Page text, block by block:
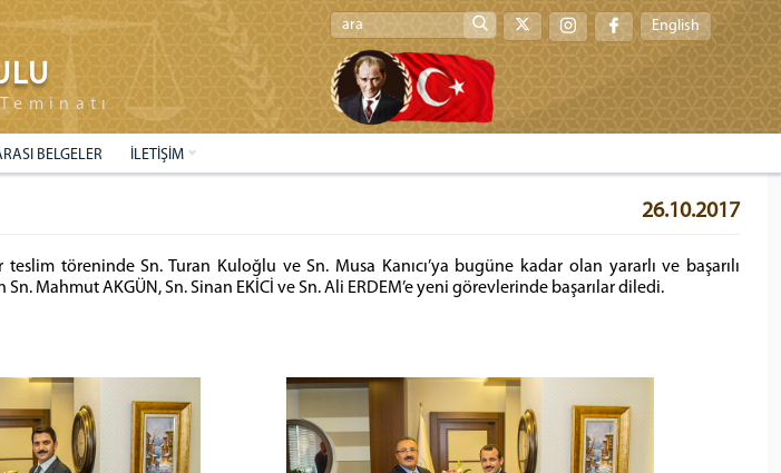
English
BELGELER İLETİŞİM
26.10.2017
töreninde Sn. Turan Kuloğlu ve Sn. Musa Kanıcı’ya bugüne kadar olan yararlı ve başarılı
Mahmut AKGÜN, Sn. Sinan EKİCİ ve Sn. Ali ERDEM’e yeni görevlerinde başarılar diledi.